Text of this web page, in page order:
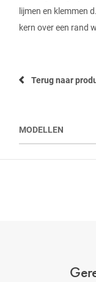
lijmen en klemmen
kern over een rand
Terug naar
MODELLEN